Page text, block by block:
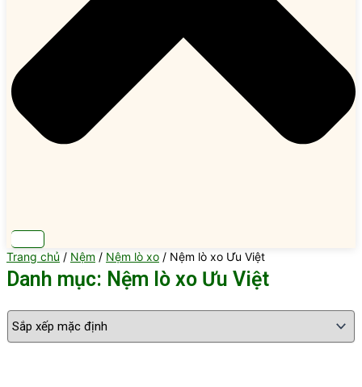
Trang chủ / Nệm / Nệm lò xo / Nệm lò xo Ưu Việt
Danh mục: Nệm lò xo Ưu Việt